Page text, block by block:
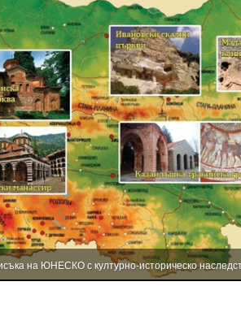
на ЮНЕСКО с културно-историческо